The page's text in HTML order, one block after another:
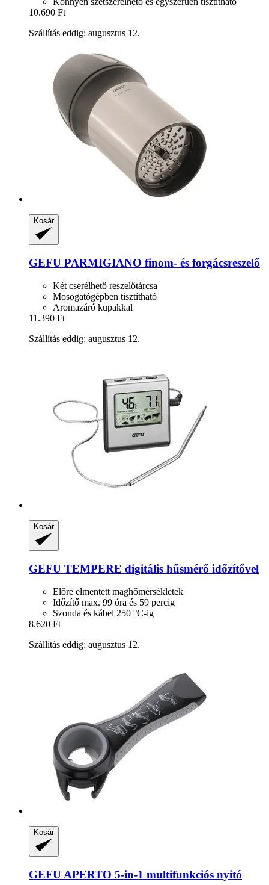
10.690 Ft
Szállítás eddig: augusztus 12.
Kosár
GEFU PARMIGIANO finom-​ és forgácsreszelő
Két cserélhető reszelőtárcsa
Mosogatógépben tisztítható
Aromazáró kupakkal
11.390 Ft
Szállítás eddig: augusztus 12.
Kosár
GEFU TEMPERE digitális hűsmérő időzítővel
Előre elmentett maghőmérsékletek
Időzítő max. 99 óra és 59 percig
Szonda és kábel 250 °C-ig
8.620 Ft
Szállítás eddig: augusztus 12.
Kosár
GEFU APERTO 5-​in-​1 multifunkciós nyitó